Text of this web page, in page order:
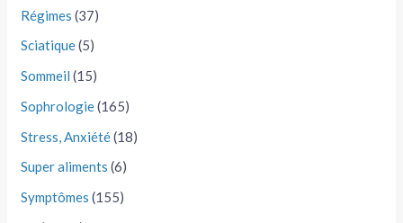
Régimes (37)
Sciatique(5)
Sommeil (15)
Sophrologie(165)
Stress, Anxiété(18)
Super aliments (6)
Symptômes (155)